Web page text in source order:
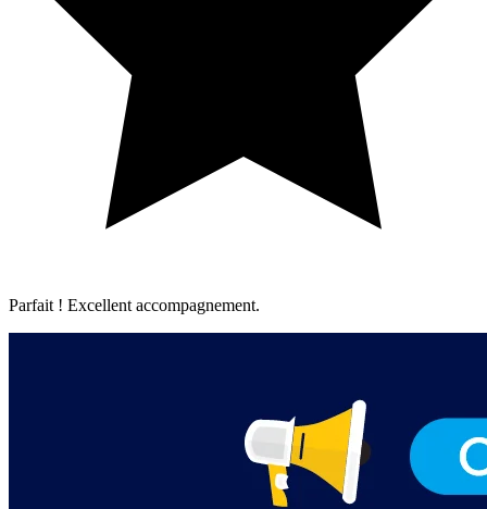
Parfait ! Excellent accompagnement.